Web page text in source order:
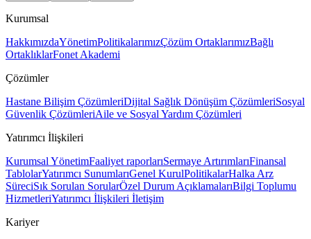
Kurumsal
HakkımızdaYönetimPolitikalarımızÇözüm OrtaklarımızBağlı
OrtaklıklarFonet Akademi
Çözümler
Hastane Bilişim ÇözümleriDijital Sağlık Dönüşüm ÇözümleriSosyal
Güvenlik ÇözümleriAile ve Sosyal Yardım Çözümleri
Yatırımcı İlişkileri
Kurumsal YönetimFaaliyet raporlarıSermaye ArtırımlarıFinansal
TablolarYatırımcı SunumlarıGenel KurulPolitikalarHalka Arz
SüreciSık Sorulan SorularÖzel Durum AçıklamalarıBilgi Toplumu
HizmetleriYatırımcı İlişkileri İletişim
Kariyer